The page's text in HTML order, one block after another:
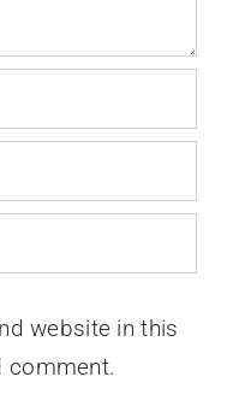
website in this
comment.